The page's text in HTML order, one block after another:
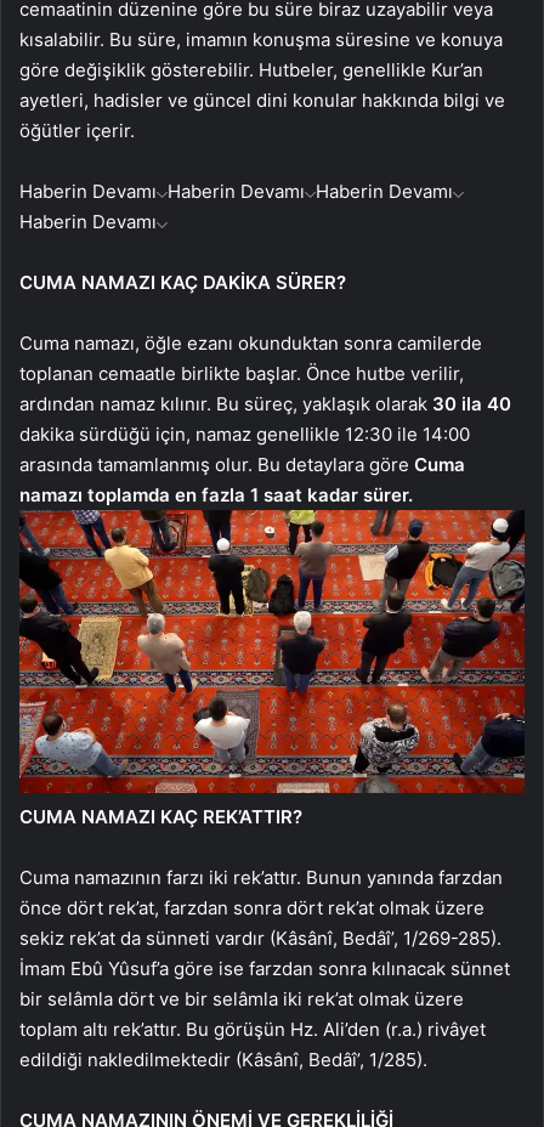
cemaatinin düzenine göre bu süre biraz uzayabilir veya
kısalabilir. Bu süre, imamın konuşma süresine ve konuya
göre değişiklik gösterebilir. Hutbeler, genellikle Kur’an
ayetleri, hadisler ve güncel dini konular hakkında bilgi ve
öğütler içerir.
Haberin Devamı Haberin Devamı Haberin Devamı
Haberin Devamı
CUMA NAMAZI KAÇ DAKİKA SÜRER?
Cuma namazı, öğle ezanı okunduktan sonra camilerde
toplanan cemaatle birlikte başlar. Önce hutbe verilir,
ardından namaz kılınır. Bu süreç, yaklaşık olarak 30 ila 40
dakika sürdüğü için, namaz genellikle 12:30 ile 14:00
arasında tamamlanmış olur. Bu detaylara göre Cuma
namazı toplamda en fazla 1 saat kadar sürer.
CUMA NAMAZI KAÇ REK’ATTIR?
Cuma namazının farzı iki rek’attır. Bunun yanında farzdan
önce dört rek’at, farzdan sonra dört rek’at olmak üzere
sekiz rek’at da sünneti vardır (Kâsânî, Bedâî’, 1/269-285).
İmam Ebû Yûsuf’a göre ise farzdan sonra kılınacak sünnet
bir selâmla dört ve bir selâmla iki rek’at olmak üzere
toplam altı rek’attır. Bu görüşün Hz. Ali’den (r.a.) rivâyet
edildiği nakledilmektedir (Kâsânî, Bedâî’, 1/285).
CUMA NAMAZININ ÖNEMİ VE GEREKLİLİĞİ